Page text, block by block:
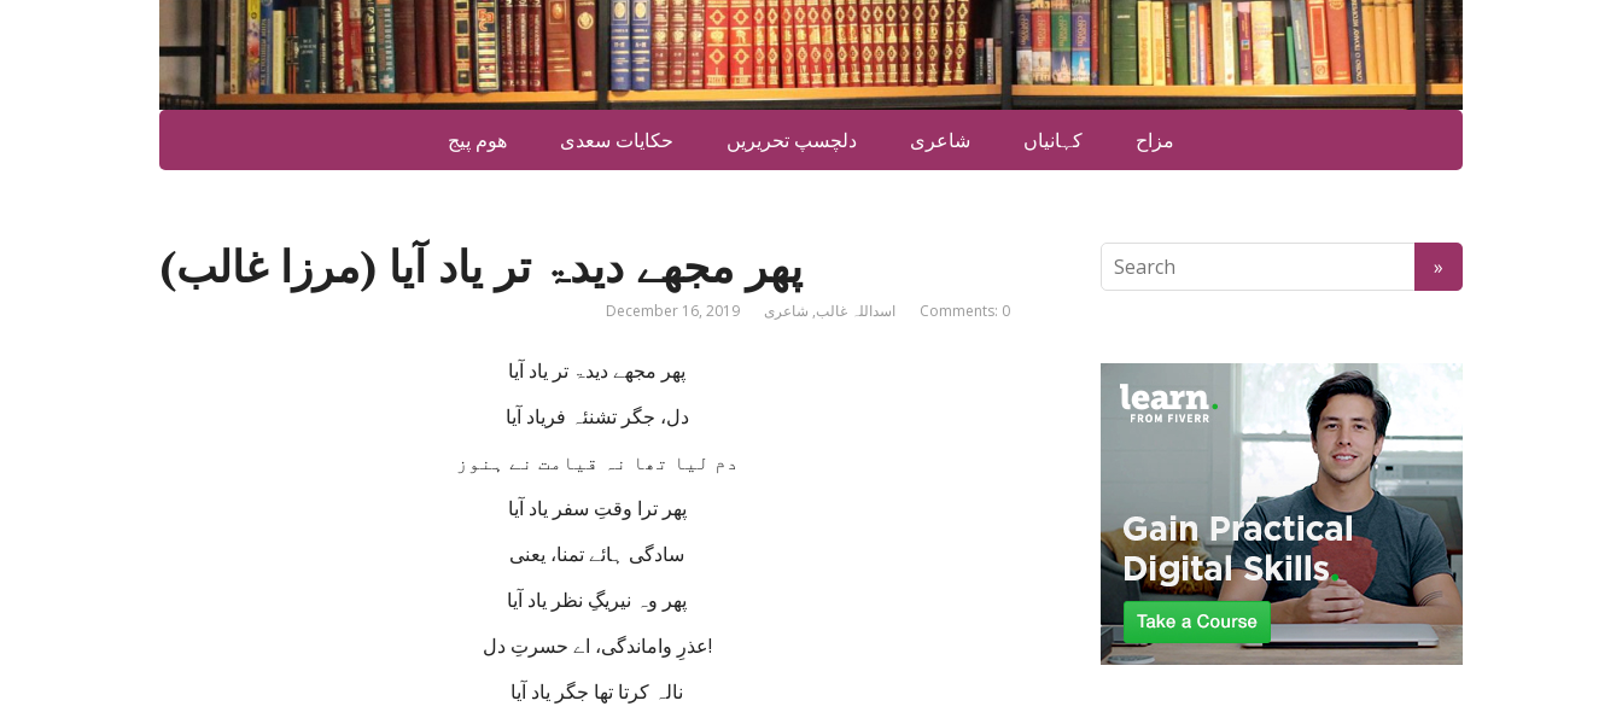
ھوم پیج حکایات سعدی دلچسپ تحریریں شاعری کہانیاں مزاح
پھر مجھے دیدۃ تر یاد آیا (مرزا غالب)
December 16, 2019 اسداللہ غالب, شاعری Comments: 0
پھر مجھے دیدۃ تر یاد آیا
دل، جگر تشنئہ فریاد آیا
دم لیا تھا نہ قیامت نے ہنوز
پھر ترا وقتِ سفر یاد آیا
سادگی ہائے تمنا، یعنی
پھر وہ نیریگِ نظر یاد آیا
عذرِ واماندگی، اے حسرتِ دل!
نالہ کرتا تھا جگر یاد آیا